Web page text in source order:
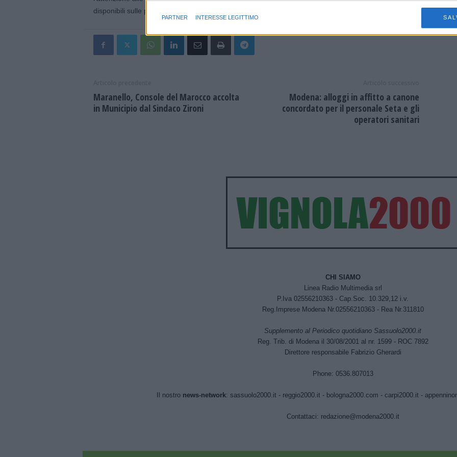
Finalità e caratteristiche speciali
PARTNER INTERESSE LEGITTIMO
disponibili sulle pagine social ufficiali della manifestazione.
Maranello, Console del Marocco accolta
in Municipio dal Sindaco Zironi
Modena: alloggi in affitto a canone
concordato per il personale Seta e gli
operatori sanitari
CHI SIAMO
Linea Radio Multimedia srl
P.Iva 02556210363 - Cap.Soc. 10.329,12 i.v.
Reg.Imprese Modena Nr.02556210363 - Rea Nr.311810
Supplemento al Periodico quotidiano Sassuolo2000.it
Reg. Trib. di Modena il 30/08/2001 al nr. 1599 - ROC 7892
Direttore responsabile Fabrizio Gherardi
Phone: 0536.807013
Il nostro news-network: sassuolo2000.it- reggio2000.it - bologna2000.com - carpi2000.it-
Contattaci: redazione@modena2000.it